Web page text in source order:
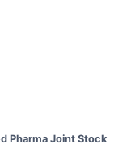
Pharma Joint Stock